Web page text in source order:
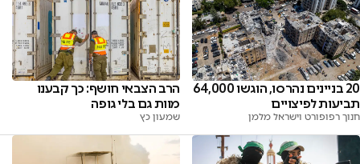
20 בניינים נהרסו, הוגשו 64,000
תביעות לפיצויים
חנוך רפופורט וישראל מלמן
הרב הצבאי חושף: כך קבענו
מוות גם בלי גופה
שמעון כץ